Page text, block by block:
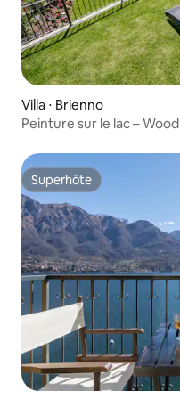
Villa ⋅ Brienno
Peinture sur le lac – Wood
Superhôte
Superhôte